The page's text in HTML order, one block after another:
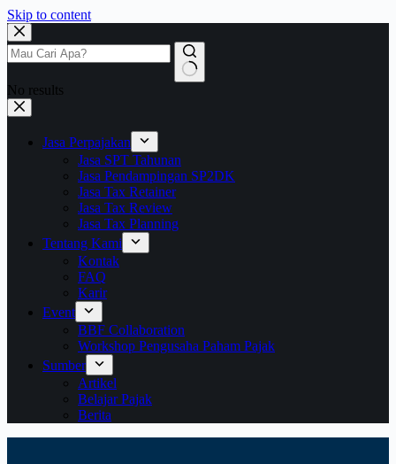
Skip to content
No results
Jasa Perpajakan
Jasa SPT Tahunan
Jasa Pendampingan SP2DK
Jasa Tax Retainer
Jasa Tax Review
Jasa Tax Planning
Tentang Kami
Kontak
FAQ
Karir
Event
BBF Collaboration
Workshop Pengusaha Paham Pajak
Sumber
Artikel
Belajar Pajak
Berita